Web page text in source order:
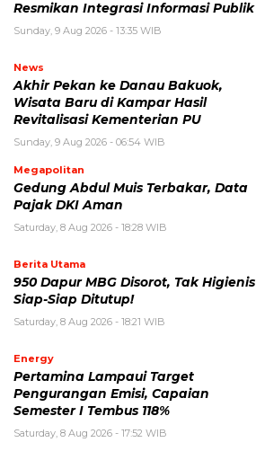
Resmikan Integrasi Informasi Publik
Sunday, 9 Aug 2026 - 13:35 WIB
News
Akhir Pekan ke Danau Bakuok,
Wisata Baru di Kampar Hasil
Revitalisasi Kementerian PU
Sunday, 9 Aug 2026 - 06:54 WIB
Megapolitan
Gedung Abdul Muis Terbakar, Data
Pajak DKI Aman
Saturday, 8 Aug 2026 - 18:28 WIB
Berita Utama
950 Dapur MBG Disorot, Tak Higienis
Siap-Siap Ditutup!
Saturday, 8 Aug 2026 - 18:21 WIB
Energy
Pertamina Lampaui Target
Pengurangan Emisi, Capaian
Semester I Tembus 118%
Saturday, 8 Aug 2026 - 17:52 WIB